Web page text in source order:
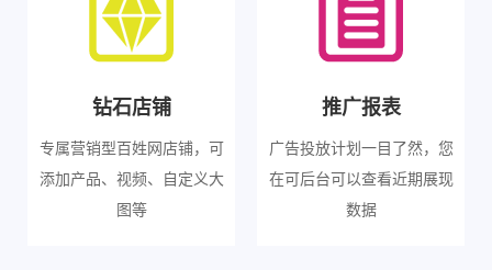
钻石店铺
专属营销型百姓网店铺，可
添加产品、视频、自定义大
图等
推广报表
广告投放计划一目了然，您
在可后台可以查看近期展现
数据